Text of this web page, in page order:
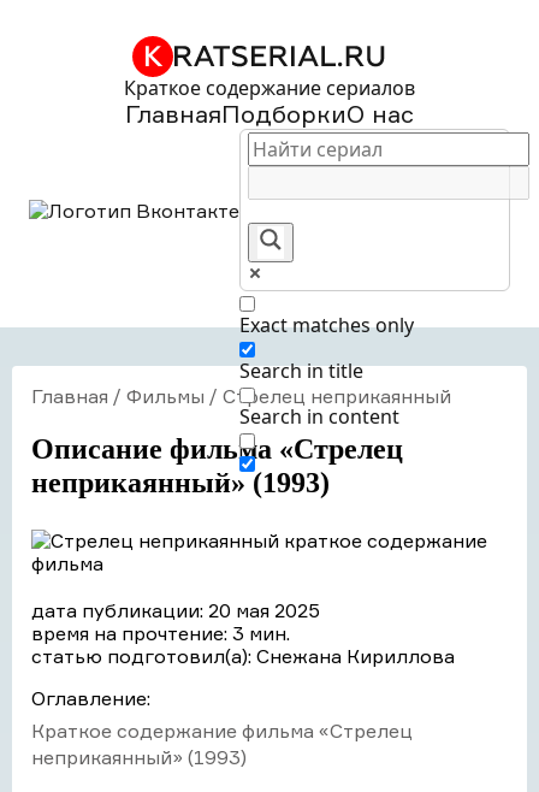
Краткое содержание сериалов
ГлавнаяПодборкиО нас
Exact matches only
Search in title
Search in content
Главная / Фильмы / Стрелец неприкаянный
Описание фильма «Стрелец
неприкаянный» (1993)
дата публикации: 20 мая 2025
время на прочтение: 3 мин.
статью подготовил(а): Снежана Кириллова
Оглавление:
Краткое содержание фильма «Стрелец
неприкаянный» (1993)